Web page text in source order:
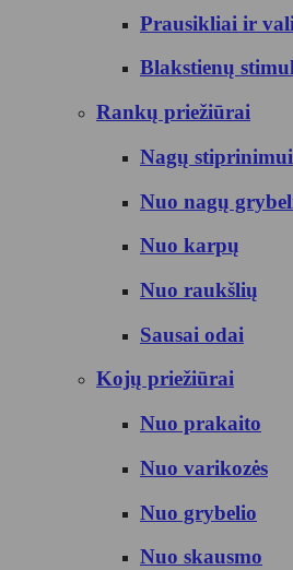
Prausikliai ir
Blakstienų
Rankų priežiūrai
Nagų stiprinimui
Nuo nagų
Nuo karpų
Nuo raukšlių
Sausai odai
Kojų priežiūrai
Nuo prakaito
Nuo varikozės
Nuo grybelio
Nuo skausmo